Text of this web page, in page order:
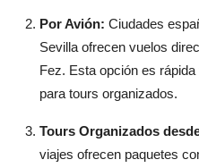
Por Avión: Ciudades
Sevilla ofrecen vuelos
Fez. Esta opción es
para tours organizados.
Tours Organizados
viajes ofrecen paquetes